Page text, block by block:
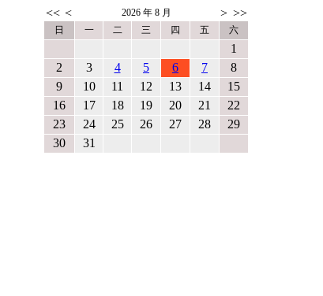
<< < 2026年 8月 > >>
日 一 二 三 四 五 六
1
2
3 4 5 6 7
8
9
10 11 12 13 14
15
16
17 18 19 20 21
22
23
24 25 26 27 28
29
30
31